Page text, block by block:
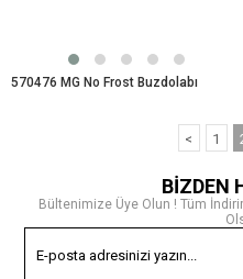
570476 MG No Frost Buzdolabı
< 1
BİZDEN
Bültenimize Üye Olun ! Tüm